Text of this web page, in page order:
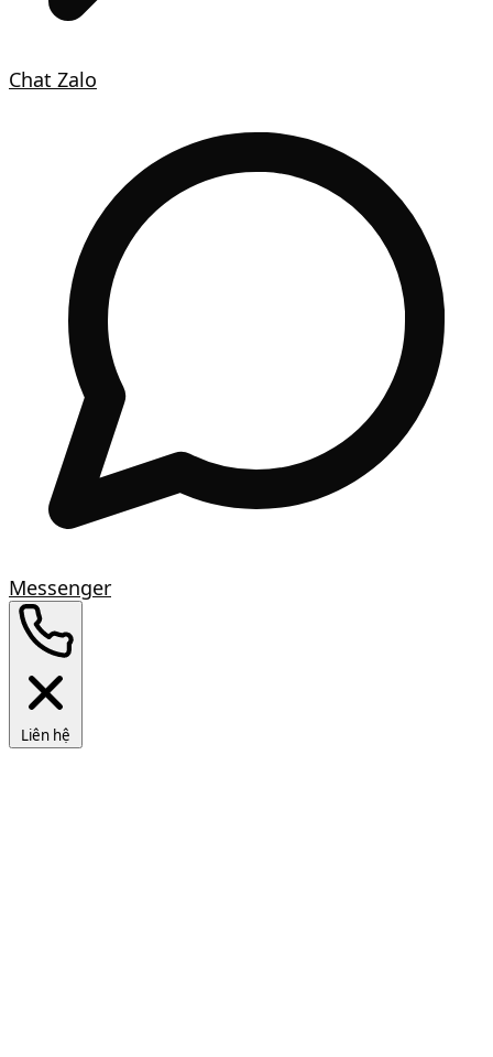
Chat Zalo
Messenger
Liên hệ